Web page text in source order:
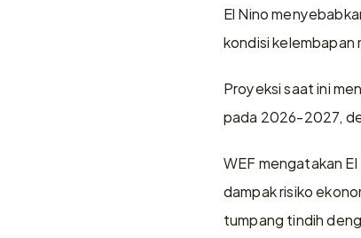
El Nino
kondisi kelembapan
Proyeksi saat ini
pada 2026-2027,
WEF mengatakan
dampak risiko
tumpang tindih